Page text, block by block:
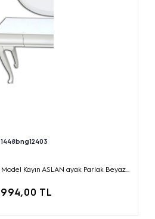
Kayın ASLAN ayak Parlak Beyaz...
TL